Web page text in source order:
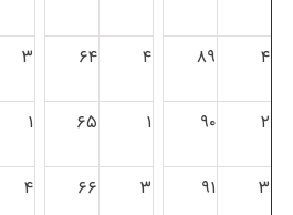
۴ ۸۹ ۴ ۶۴ ۳
۲ ۹۰ ۱ ۶۵ ۱
۳ ۹۱ ۳ ۶۶ ۴